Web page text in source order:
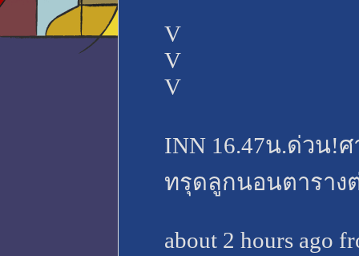
V
V
V
INN 16.47น.ด่วน!
ทรุดลูกนอนตารา
about 2 hours ago